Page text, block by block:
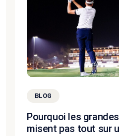
BLOG
Pourquoi les
misent pas tout sur